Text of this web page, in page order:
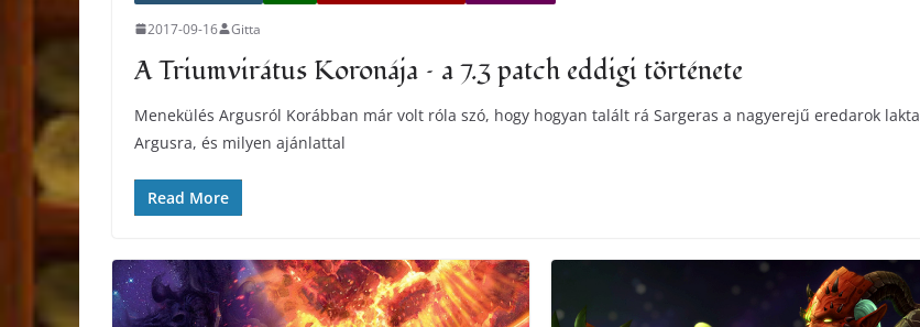
2017-09-16 Gitta
A Triumvirátus Koronája – a 7.3 patch eddigi története
Menekülés Argusról Korábban már volt róla szó, hogy hogyan talált rá Sargeras a nagyerejű eredarok lakta
Argusra, és milyen ajánlattal
Read More